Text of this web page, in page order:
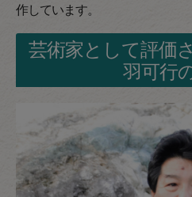
作しています。
芸術家として評価
羽可行